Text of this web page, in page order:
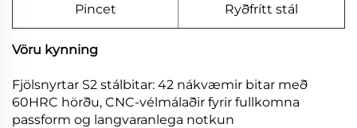
Pincet Ryðfrítt stál
Vöru kynning
Fjölsnyrtar S2 stálbitar: 42 nákvæmir bitar með
60HRC hörðu, CNC-vélmálaðir fyrir fullkomna
passform og langvaranlega notkun